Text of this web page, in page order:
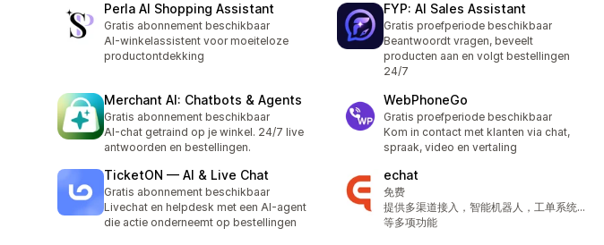
Perla AI Shopping Assistant
Gratis abonnement beschikbaar
AI-winkelassistent voor moeiteloze
productontdekking
FYP: AI Sales Assistant
Gratis proefperiode beschikbaar
Beantwoordt vragen, beveelt
producten aan en volgt bestellingen
24/7
Merchant AI: Chatbots & Agents
Gratis abonnement beschikbaar
AI-chat getraind op je winkel. 24/7 live
antwoorden en bestellingen.
WebPhoneGo
Gratis proefperiode beschikbaar
Kom in contact met klanten via chat,
spraak, video en vertaling
TicketON — AI & Live Chat
Gratis abonnement beschikbaar
Livechat en helpdesk met een AI-agent
die actie onderneemt op bestellingen
echat
免费
提供多渠道接入，智能机器人，工单系统...
等多项功能